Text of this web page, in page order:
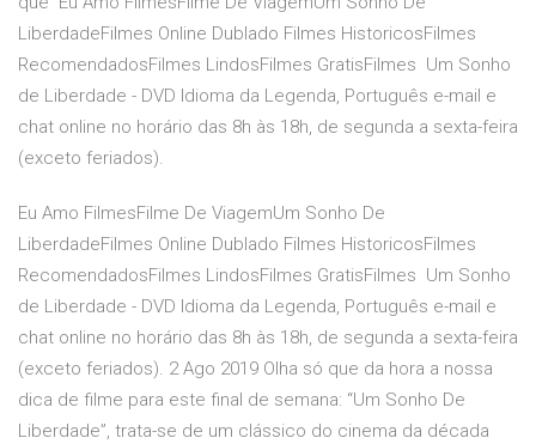
LiberdadeFilmes Online Dublado Filmes HistoricosFilmes
RecomendadosFilmes LindosFilmes GratisFilmes Um Sonho
de Liberdade - DVD Idioma da Legenda, Português e-mail e
chat online no horário das 8h às 18h, de segunda a sexta-feira
(exceto feriados).
Eu Amo FilmesFilme De ViagemUm Sonho De
LiberdadeFilmes Online Dublado Filmes HistoricosFilmes
RecomendadosFilmes LindosFilmes GratisFilmes Um Sonho
de Liberdade - DVD Idioma da Legenda, Português e-mail e
chat online no horário das 8h às 18h, de segunda a sexta-feira
(exceto feriados). 2 Ago 2019 Olha só que da hora a nossa
dica de filme para este final de semana: “Um Sonho De
Liberdade”, trata-se de um clássico do cinema da década